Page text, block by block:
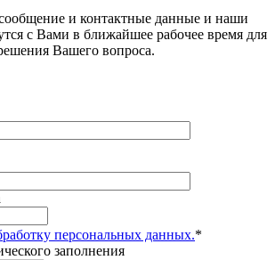
и контактные данные и наши
с Вами в ближайшее рабочее время для
Вашего вопроса.
персональных данных.*
заполнения